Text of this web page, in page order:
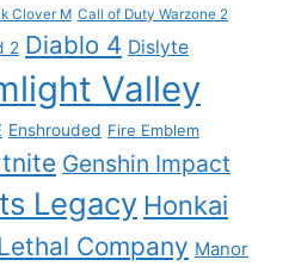
Clover M Call of Duty Warzone 2
2 Diablo 4 Dislyte
Valley
Enshrouded Fire Emblem
Genshin Impact
Legacy Honkai
Company Manor